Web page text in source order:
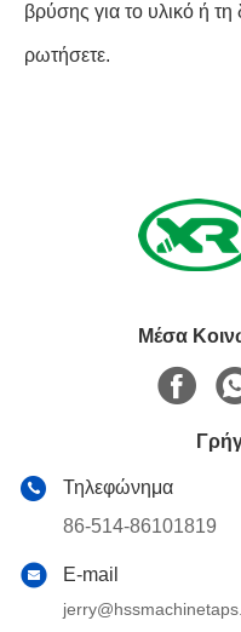
βρύσης για το υλικό ή
ρωτήσετε.
Μέσα
Τηλεφώνημα
86-514-86101819
E-mail